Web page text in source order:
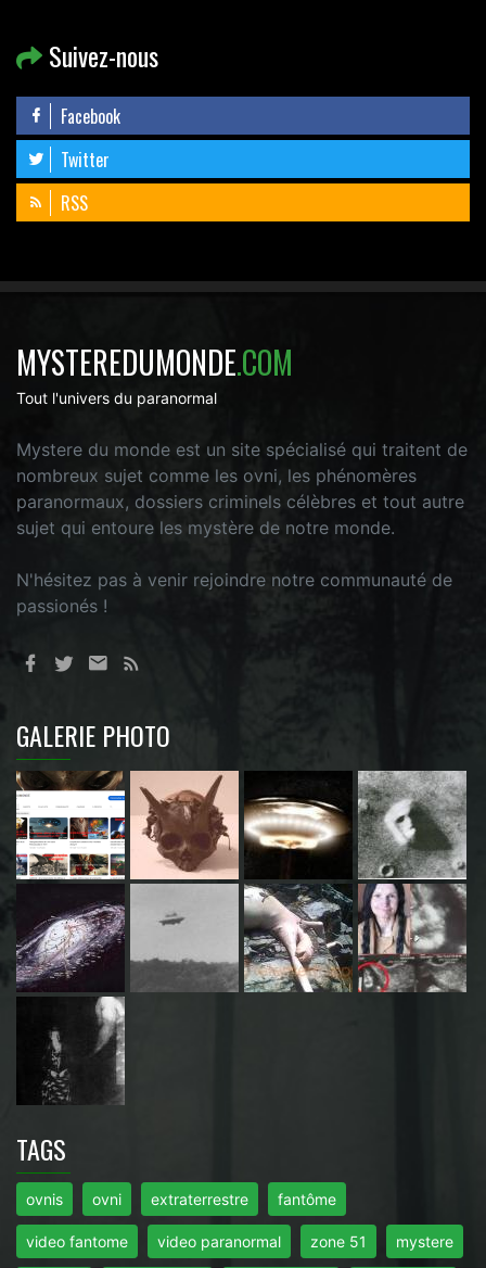
Suivez-nous
Facebook
Twitter
RSS
MYSTEREDUMONDE.COM
Tout l'univers du paranormal
Mystere du monde est un site spécialisé qui traitent de
nombreux sujet comme les ovni, les phénomères
paranormaux, dossiers criminels célèbres et tout autre
sujet qui entoure les mystère de notre monde.
N'hésitez pas à venir rejoindre notre communauté de
passionés !
GALERIE PHOTO
TAGS
ovnis ovni extraterrestre fantôme
video fantome video paranormal zone 51 mystere